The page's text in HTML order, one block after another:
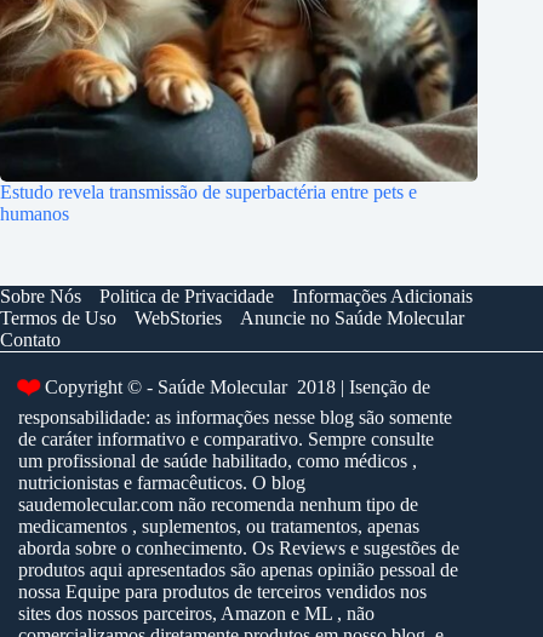
Estudo revela transmissão de superbactéria entre pets e
humanos
Sobre Nós Politica de Privacidade
Informações Adicionais
Termos de Uso
WebStories
Anuncie no Saúde Molecular
Contato
❤️Copyright © - Saúde Molecular 2018 | Isenção de
responsabilidade: as informações nesse blog são somente
de caráter informativo e comparativo. Sempre consulte
um profissional de saúde habilitado, como médicos ,
nutricionistas e farmacêuticos. O blog
saudemolecular.com não recomenda nenhum tipo de
medicamentos , suplementos, ou tratamentos, apenas
aborda sobre o conhecimento. Os Reviews e sugestões de
produtos aqui apresentados são apenas opinião pessoal de
nossa Equipe para produtos de terceiros vendidos nos
sites dos nossos parceiros, Amazon e ML , não